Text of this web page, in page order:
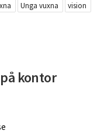
Unga vuxna
vision
kontor